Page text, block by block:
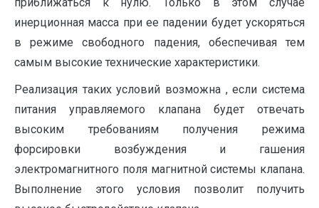
инерционная масса при ее падении будет ускоряться
в режиме свободного падения, обеспечивая тем
самым высокие технические характеристики.
Реализация таких условий возможна , если система
питания управляемого клапана будет отвечать
высоким требованиям получения режима
форсировки возбуждения и гашения
электромагнитного поля магнитной системы клапана.
Выполнение этого условия позволит получить